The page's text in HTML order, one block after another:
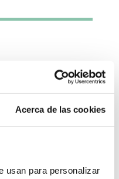
Acerca de las cookies
usan para personalizar